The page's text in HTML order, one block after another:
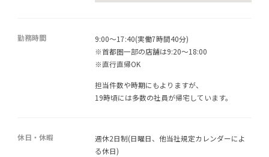
勤務時間
9:00～17:40(実働7時間40分)
※首都圏一部の店舗は9:20～18:00
※直行直帰OK
担当件数や時期にもよりますが、
19時頃には多数の社員が帰宅しています。
休日・休暇
週休2日制(日曜日、他当社規定カレンダーによ
る休日)